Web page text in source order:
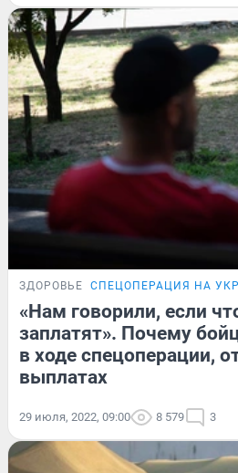
ЗДОРОВЬЕ СПЕЦОПЕРАЦИЯ НА
«Нам говорили, если
заплатят». Почему
в ходе спецоперации,
выплатах
29 июля, 2022, 09:00 8 579 3